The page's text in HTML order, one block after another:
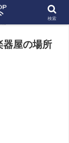
器屋の場所
検索